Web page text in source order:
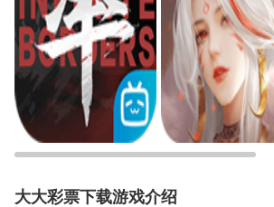
大大彩票下载游戏介绍